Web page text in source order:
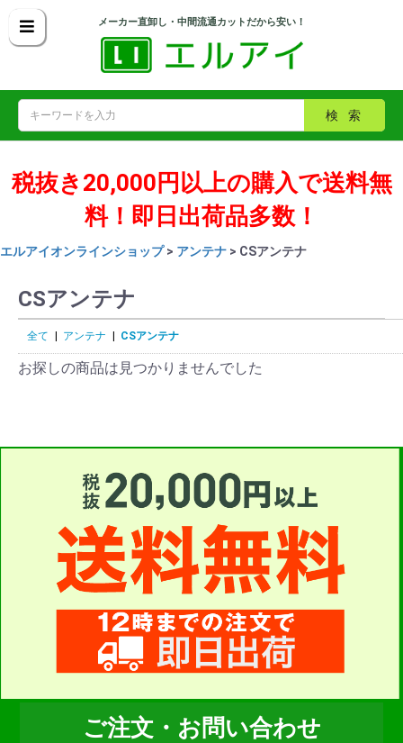
メーカー直卸し・中間流通カットだから安い！
検索
税抜き20,000円以上の購入で送料無
料！即日出荷品多数！
エルアイオンラインショップ> アンテナ > CSアンテナ
CSアンテナ
全て アンテナ CSアンテナ
お探しの商品は見つかりませんでした
ご注文・お問い合わせ